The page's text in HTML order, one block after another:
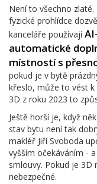
Není to všechno
fyzické prohlídce
kanceláře používají
automatické
místností s
pokud je v bytě
křeslo, může to vést k
3D z roku 2023 to
Ještě horší je, když
stav bytu není tak
makléř Jiří Svoboda
vyšším očekáváním -
smlouvy. Pokud je
nebezpečné.